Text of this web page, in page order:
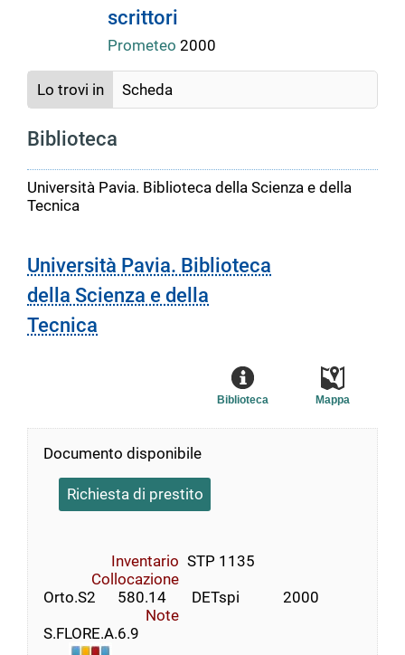
scrittori
Prometeo 2000
Lo trovi in Scheda
Biblioteca
Università Pavia. Biblioteca della Scienza e della
Tecnica
Università Pavia. Biblioteca
della Scienza e della
Tecnica
Mappa
Biblioteca
Documento disponibile
Richiesta di prestito
Inventario STP 1135
Collocazione
Orto.S2      580.14       DETspi            2000
Note
S.FLORE.A.6.9